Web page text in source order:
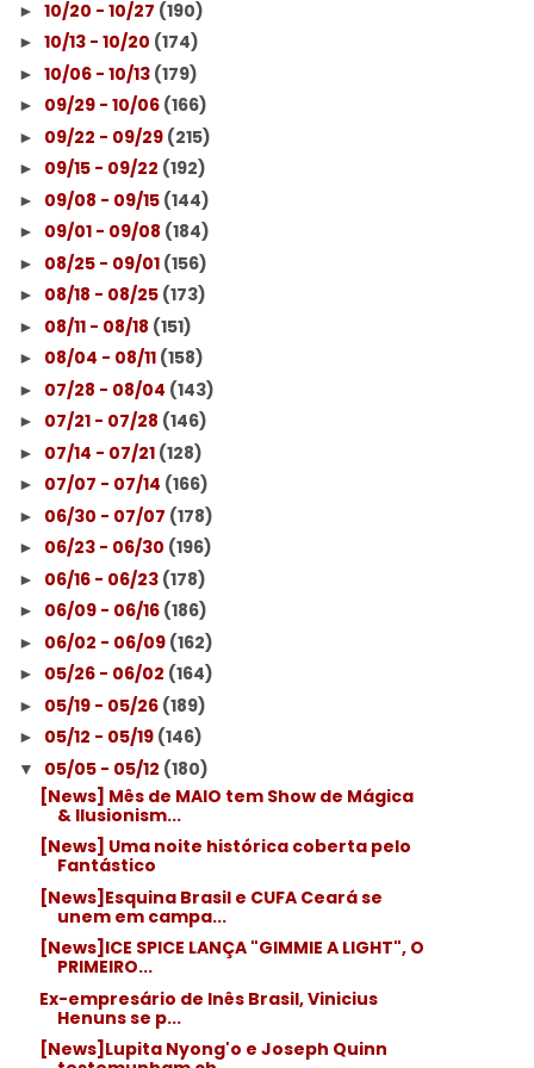
►10/20 - 10/27 (190)
►10/13 - 10/20 (174)
►10/06 - 10/13 (179)
► 09/29 - 10/06 (166)
► 09/22 - 09/29 (215)
► 09/15 - 09/22 (192)
► 09/08 - 09/15 (144)
► 09/01 - 09/08 (184)
► 08/25 - 09/01 (156)
► 08/18 - 08/25 (173)
► 08/11 - 08/18 (151)
► 08/04 - 08/11 (158)
► 07/28 - 08/04 (143)
► 07/21 - 07/28 (146)
► 07/14 - 07/21 (128)
► 07/07 - 07/14 (166)
► 06/30 - 07/07 (178)
► 06/23 - 06/30 (196)
► 06/16 - 06/23 (178)
► 06/09 - 06/16 (186)
► 06/02 - 06/09 (162)
► 05/26 - 06/02 (164)
► 05/19 - 05/26 (189)
► 05/12 - 05/19 (146)
▼ 05/05 - 05/12 (180)
[News] Mês de MAIO tem Show de Mágica
& Ilusionism...
[News] Uma noite histórica coberta pelo
Fantástico
[News]Esquina Brasil e CUFA Ceará se
unem em campa...
[News]ICE SPICE LANÇA "GIMMIE A LIGHT", O
PRIMEIRO...
Ex-empresário de Inês Brasil, Vinicius
Henuns se p...
[News]Lupita Nyong'o e Joseph Quinn